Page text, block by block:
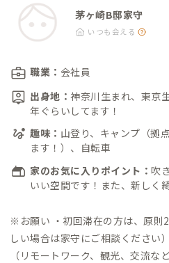
茅ヶ崎B邸家守
いつも会える
職業： 会社員
出身地： 神奈川生まれ、東京
年ぐらいしてます！
趣味： 山登り、キャンプ（拠
ます！）、自転車
家のお気に入りポイント： 吹
いい空間です！また、新しく
※お願い ・初回滞在の方は、原
しい場合は家守にご相談ください）
（リモートワーク、観光、交流な